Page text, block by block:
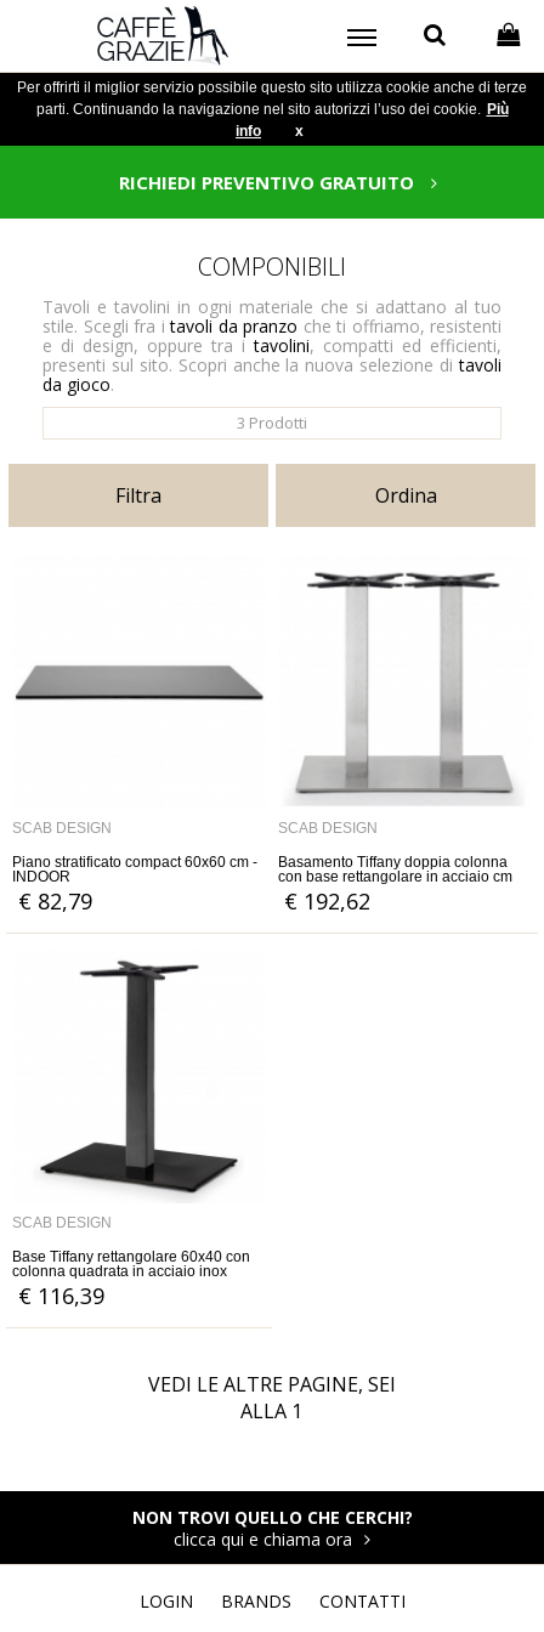
Per offrirti il miglior servizio possibile questo sito utilizza cookie anche di terze
parti. Continuando la navigazione nel sito autorizzi l’uso dei cookie. Più
info
x
RICHIEDI PREVENTIVO GRATUITO
COMPONIBILI
Tavoli e tavolini in ogni materiale che si adattano al tuo
stile. Scegli fra itavoli da pranzo che ti offriamo, resistenti
e di design, oppure tra itavolini, compatti ed efficienti,
presenti sul sito. Scopri anche la nuova selezione ditavoli
da gioco.
3 Prodotti
Filtra Ordina
SCAB DESIGN
Piano stratificato compact 60x60 cm -
INDOOR
€ 82,79
SCAB DESIGN
Basamento Tiffany doppia colonna
con base rettangolare in acciaio cm
75x40 h.cm.73
€ 192,62
SCAB DESIGN
Base Tiffany rettangolare 60x40 con
colonna quadrata in acciaio inox
lucido, satinato oppure nero
€ 116,39
VEDI LE ALTRE PAGINE, SEI
ALLA 1
NON TROVI QUELLO CHE CERCHI?
clicca qui e chiama ora
LOGIN BRANDS CONTATTI